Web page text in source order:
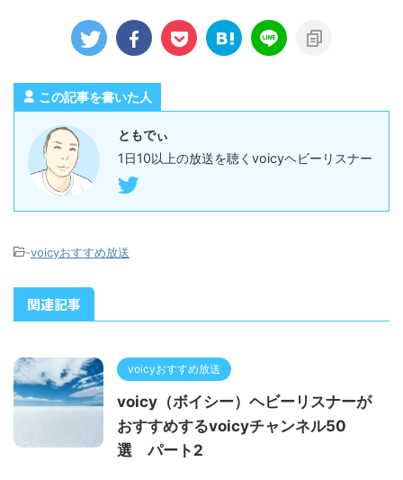
この記事を書いた人
ともでぃ
1日10以上の放送を聴くvoicyヘビーリスナー
-voicyおすすめ放送
関連記事
voicyおすすめ放送
voicy（ボイシー）ヘビーリスナーが
おすすめするvoicyチャンネル50
選 パート2